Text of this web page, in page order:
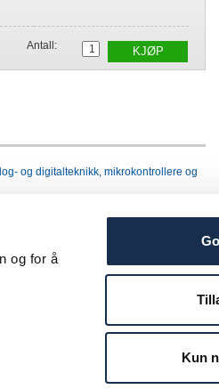
og for å
Kun
KJØP
Antall:
og digitalteknikk, mikrokontrollere og